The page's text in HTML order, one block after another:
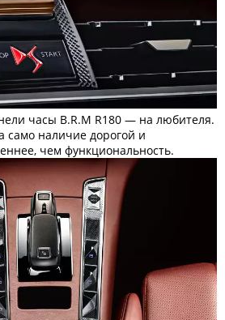
часы B.R.M R180 — на любителя.
само наличие дорогой и
чем функциональность.